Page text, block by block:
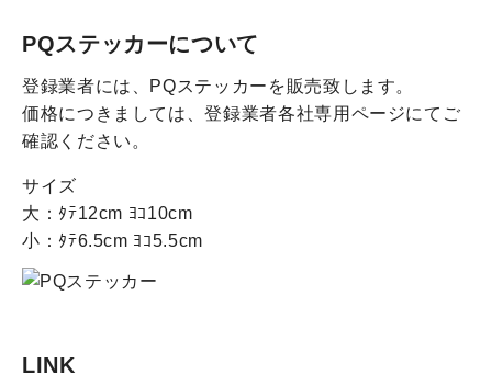
PQステッカーについて
登録業者には、PQステッカーを販売致します。
価格につきましては、登録業者各社専用ページにてご
確認ください。
サイズ
大
ﾀﾃ12cm ﾖｺ10cm
小
ﾀﾃ6.5cm ﾖｺ5.5cm
LINK